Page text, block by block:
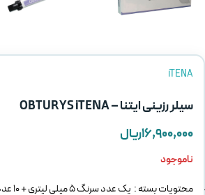
iTENA
سیلر رزینی ایتنا – OBTURYS iTENA
۱۶,۹۰۰,۰۰۰ریال
ناموجود
محتویات بسته : یک عدد سرنگ 5 میلی لیتری + 10 عدد میکسینگ تیپ